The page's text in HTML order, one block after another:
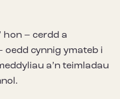
hon – cerdd a
oedd cynnig ymateb i
a’n teimladau